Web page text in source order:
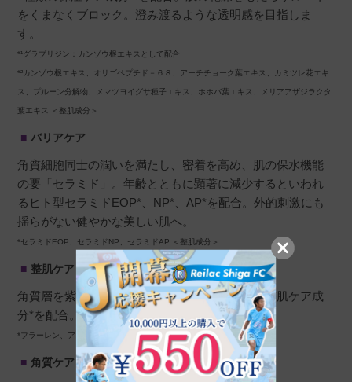
さらっとしたテクスチャーで、ベタつかず、で
もしっとりする感じです。沢山入ってこのお値
段ならいいかな？と…
えっちゃん 購入者
非公開
投稿日
2022/09/11
肝斑、美白に良いと思います。
ピーリングの効果もあって万能な化粧水だと思
います。
なんの刺激もなく、使いやすいです
をくまなくブロック。澄み渡るような透明感を目指しま
す。
*¹グラブリジン：カンゾウ根エキスとして配合
*²カンゾウ根エキス、オリゴペプチド－６８、アーチチョーク葉エキス、カミツレ花エキ
ス、プルーン分解物、メマツヨイグサ種子エキス、ホホバ葉エキス、メリアアザジラクタ
葉エキス ＜整肌成分＞
バリアケア
角質細胞同士の潤いを満たし、密着を高め、肌の保水機能
の要「セラミド」。年齢とともに顕著に減少するといわれ
るヒト型セラミドEOP*、NP*、AP*を配合。外的刺激にも
揺らがない健やかな美しい肌へ。
*セラミドEOP、セラミドNP、セラミドAP ＜整肌成分＞
整肌ケア
角質層を紫外線や乾燥ダメージから守るために整肌ケア成
分*を配合。肌本来のコンディションを目指して。
*フラーレン、アスコルビン酸Na ＜整肌成分＞
角質ケア